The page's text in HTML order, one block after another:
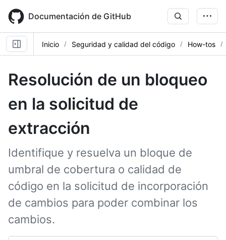
main
content
Documentación de GitHub
Inicio Seguridad y calidad del código How-tos
Resolución de un bloqueo
en la solicitud de
extracción
Identifique y resuelva un bloque de
umbral de cobertura o calidad de
código en la solicitud de incorporación
de cambios para poder combinar los
cambios.